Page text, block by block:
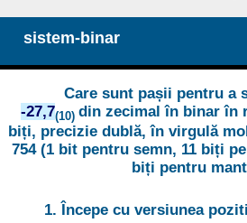
sistem-binar
Care sunt pașii pentru a
-27,7(10) din zecimal în binar în
biți, precizie dublă, în virgulă
754 (1 bit pentru semn, 11 biți
biți pentru
1. Începe cu versiunea